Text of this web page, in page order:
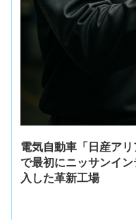
電気自動車「日産ア
で最初にニッサンイ
入した革新工場